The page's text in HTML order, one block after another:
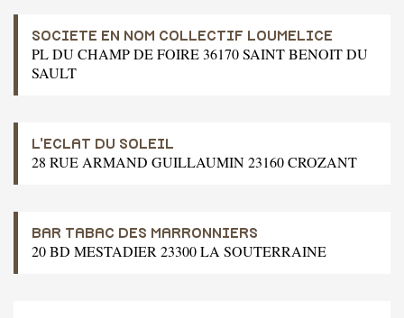
SOCIETE EN NOM COLLECTIF LOUMELICE
PL DU CHAMP DE FOIRE 36170 SAINT BENOIT DU
SAULT
L'ECLAT DU SOLEIL
28 RUE ARMAND GUILLAUMIN 23160 CROZANT
BAR TABAC DES MARRONNIERS
20 BD MESTADIER 23300 LA SOUTERRAINE